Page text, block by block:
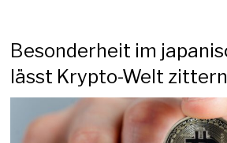
Besonderheit im
lässt Krypto-Welt zittern